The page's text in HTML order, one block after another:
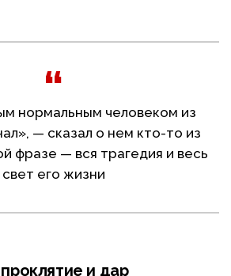
нормальным человеком из
— сказал о нем кто-то из
фразе — вся трагедия и весь
свет его жизни
и дар